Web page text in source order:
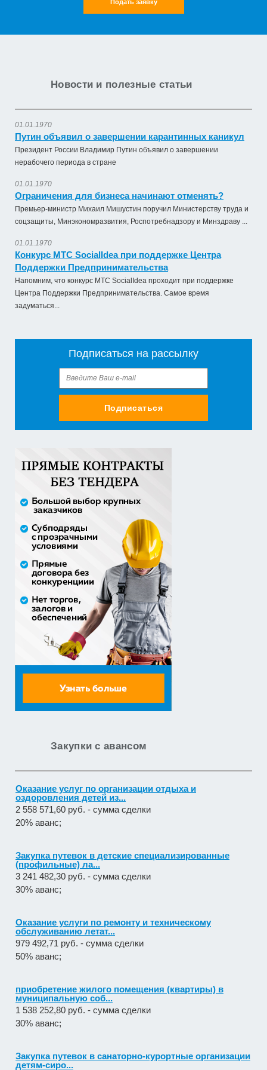
Подать заявку
Новости и полезные статьи
01.01.1970
Путин объявил о завершении карантинных каникул
Президент России Владимир Путин объявил о завершении
нерабочего периода в стране
01.01.1970
Ограничения для бизнеса начинают отменять?
Премьер-министр Михаил Мишустин поручил Министерству труда и
соцзащиты, Минэкономразвития, Роспотребнадзору и Минздраву ...
01.01.1970
Конкурс МТС SocialIdea при поддержке Центра
Поддержки Предпринимательства
Напомним, что конкурс МТС SocialIdea проходит при поддержке
Центра Поддержки Предпринимательства. Самое время
задуматься...
Подписаться на рассылку
Подписаться
Закупки с авансом
Оказание услуги по ремонту и техническому
обслуживанию летат...
979 492,71 руб. - сумма сделки
муниципальную соб...
1 538 252,80 руб. - сумма сделки
30% аванс;
5 860 400,00 руб. - сумма сделки
Оказание услуг по организации отдыха и
оздоровления детей из...
2 558 571,60 руб. - сумма сделки
20% аванс;
Закупка путевок в детские специализированные
(профильные) ла...
3 241 482,30 руб. - сумма сделки
30% аванс;
приобретение жилого помещения (квартиры) в
муниципальную соб...
1 538 252,80 руб. - сумма сделки
30% аванс;
Закупка путевок в санаторно-курортные организации
детям-сиро...
5 860 400,00 руб. - сумма сделки
30% аванс;
оздоровления детей из...
2 558 571,60 руб. - сумма сделки
20% аванс;
Закупка путевок в детские специализированные
(профильные) ла...
3 241 482,30 руб. - сумма сделки
Оказание услуги по ремонту и техническому
обслуживанию летат...
979 492,71 руб. - сумма сделки
приобретение жилого помещения (квартиры) в
муниципальную соб...
1 538 252,80 руб. - сумма сделки
Закупка путевок в санаторно-курортные организации
детям-сиро...
5 860 400,00 руб. - сумма сделки